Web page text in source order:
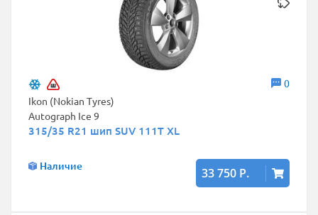
0
Ikon (Nokian Tyres)
Autograph Ice 9
315/35 R21 шип SUV 111T XL
Наличие 33 750 Р.